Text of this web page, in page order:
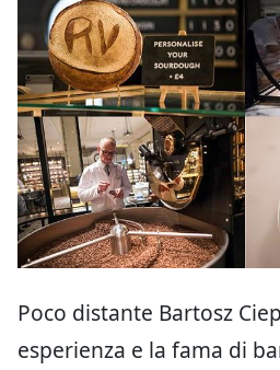
Poco distante Bartosz
esperienza e la fama di